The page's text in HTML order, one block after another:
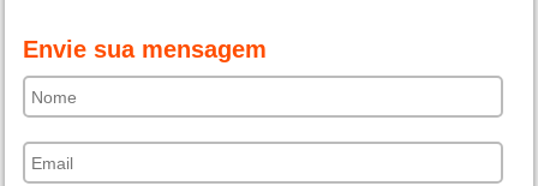
Envie sua mensagem